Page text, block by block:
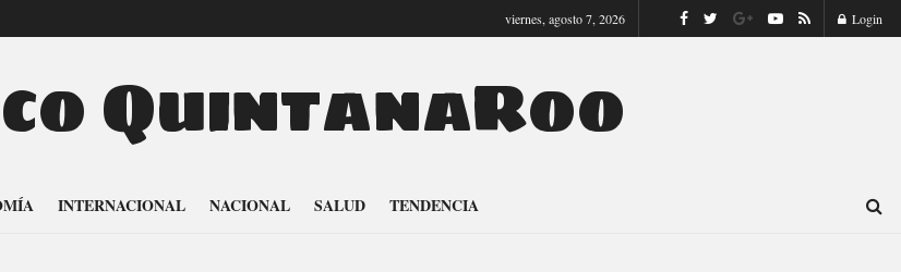
viernes, agosto 7, 2026 Login
QuintanaRoo
INTERNACIONAL NACIONAL SALUD TENDENCIA